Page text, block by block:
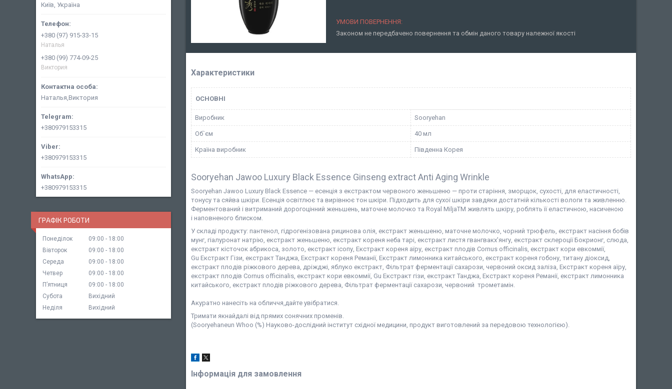
Законом не передбачено повернення та обмін даного товару належної якості
Характеристики
ОСНОВНІ
Виробник Sooryehan
Об`єм 40 мл
Країна виробник Південна Корея
Sooryehan Jawoo Luxury Black Essence Ginseng extract Anti Aging Wrinkle
Sooryehan Jawoo Luxury Black Essence — есенція з екстрактом червоного женьшеню — проти старіння, зморщок, сухості, для еластичності,
тонусу та сяйва шкіри. Есенція освітлює та вирівнює тон шкіри. Підходить для сухої шкіри завдяки достатній кількості вологи та живленню.
Ферментований і витриманий дорогоцінний женьшень, маточне молочко та Royal MiljaTM живлять шкіру, роблять її еластичною, насиченою
і наповненого блиском.
У складі продукту: пантенол, гідрогенізована рицинова олія, екстракт женьшеню, маточне молочко, чорний трюфель, екстракт насіння бобів
мунг, гіалуронат натрію, екстракт женьшеню, екстракт кореня неба тарі, екстракт листя гвангвакх'янгу, екстракт склероції Бокрионг, слюда,
екстракт кісточок абрикоса, золото, екстракт ісопу, Екстракт кореня аїру, екстракт плодів Cornus officinalis, екстракт кори евкоммії,
Gu Екстракт Гізи, екстракт Танджа, Екстракт кореня Реманії, Екстракт лимонника китайського, екстракт кореня гобону, титану діоксид,
екстракт плодів ріжкового дерева, дріжджі, яблуко екстракт, Фільтрат ферментації сахарози, червоний оксид заліза, Екстракт кореня аїру,
екстракт плодів Cornus officinalis, екстракт кори евкоммії, Gu Екстракт гізи, екстракт Танджа, Екстракт кореня Реманії, екстракт лимонника
китайського, екстракт плодів ріжкового дерева, Фільтрат ферментації сахарози, червоний трометамін.
Акуратно нанесіть на обличчя,дайте увібратися.
Тримати якнайдалі від прямих сонячних променів.
(Sooryehaneun Whoo (%) Науково-дослідний інститут східної медицини, продукт виготовлений за передовою технологією).
Інформація для замовлення
Київ, Україна
+380 (97) 915-33-15
Наталья
+380 (99) 774-09-25
Виктория
Наталья,Виктория
+380979153315
+380979153315
+380979153315
ГРАФІК РОБОТИ
Понеділок 09:00
18:00
Вівторок
09:00
18:00
Середа
09:00
18:00
Четвер
09:00
18:00
Пʼятниця
09:00
18:00
Субота
Вихідний
Неділя
Вихідний